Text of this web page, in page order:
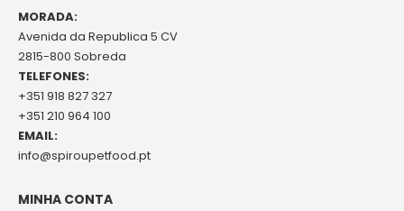
MORADA:
Avenida da Republica 5 CV
2815-800 Sobreda
TELEFONES:
+351 918 827 327
+351 210 964 100
EMAIL:
info@spiroupetfood.pt
MINHA CONTA